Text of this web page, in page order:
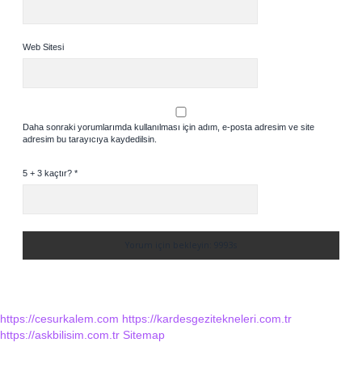
Web Sitesi
Daha sonraki yorumlarımda kullanılması için adım, e-posta adresim ve site
adresim bu tarayıcıya kaydedilsin.
5 + 3 kaçtır? *
https://cesurkalem.com https://kardesgezitekneleri.com.tr
https://askbilisim.com.tr Sitemap